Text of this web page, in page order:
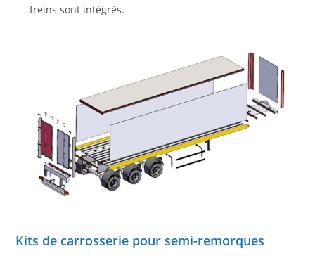
freins sont intégrés.
Kits de carrosserie pour semi-remorques